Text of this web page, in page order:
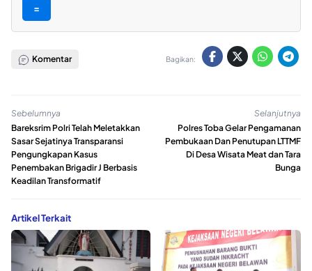
=
Komentar Bagikan:
Sebelumnya
Bareksrim Polri Telah Meletakkan
Sasar Sejatinya Transparansi
Pengungkapan Kasus
Penembakan Brigadir J Berbasis
Keadilan Transformatif
Selanjutnya
Polres Toba Gelar Pengamanan
Pembukaan Dan Penutupan LTTMF
Di Desa Wisata Meat dan Tara
Bunga
Artikel Terkait